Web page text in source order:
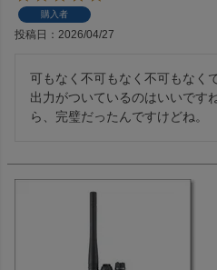
購入者
投稿日 2026/04/27
可もなく不可もなく不可もなく
出力がついているのはいいです
ら、完璧だったんですけどね。